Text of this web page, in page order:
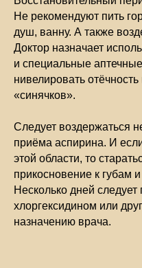
Не рекомендуют пить
душ, ванну. А также
Доктор назначает
и специальные
нивелировать
«синячков».
Следует воздержаться
приёма аспирина. И
этой области, то
прикосновение к губам
Несколько дней следует
хлоргексидином или
назначению врача.